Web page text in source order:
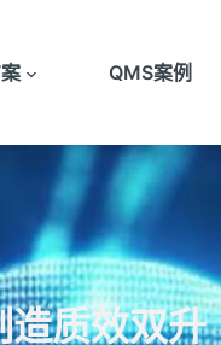
QMS案例
质效双升